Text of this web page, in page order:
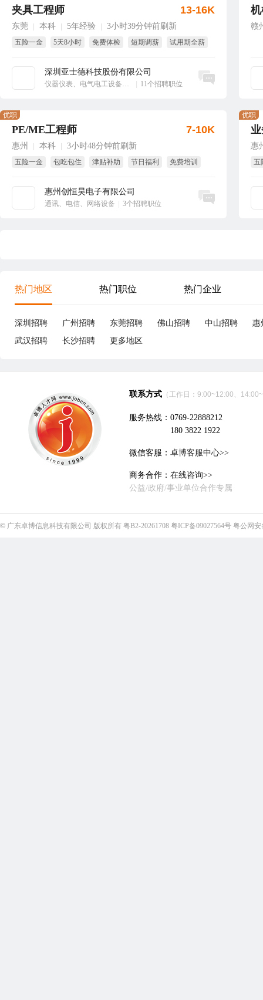
夹具工程师
东莞 本科 5年经验 3小时39分钟前刷新
五险一金 5天8小时 免费体检 短期调薪
试用期全薪
深圳亚士德科技股份有限公司
仪器仪表、电气电工设备、工业自动化 11个招聘职位
13-16K
立即沟通
赣
PE/ME工程师
惠州 本科 3小时48分钟前刷新
五险一金 包吃包住 津贴补助 节日福利
免费培训
惠州创恒昊电子有限公司
通讯、电信、网络设备 3个招聘职位
优职
7-10K
立即沟通
惠
五
优职
热门地区 热门职位 热门企业
深圳招聘 广州招聘 东莞招聘 佛山招聘 中山招聘
惠
武汉招聘
长沙招聘 更多地区
联系方式 （工作日：9:00~12:00、
服务热线：0769-22888212
180 3822 1922
微信客服： 卓博客服中心>>
商务合作： 在线咨询>>
公益/政府/事业单位合作专属
© 广东卓博信息科技有限公司 版权所有 粤B2-20261708 粤ICP备09027564号 粤公网安